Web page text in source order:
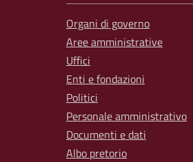
Organi di governo
Aree amministrative
Uffici
Enti e fondazioni
Politici
Personale amministrativo
Documenti e dati
Albo pretorio